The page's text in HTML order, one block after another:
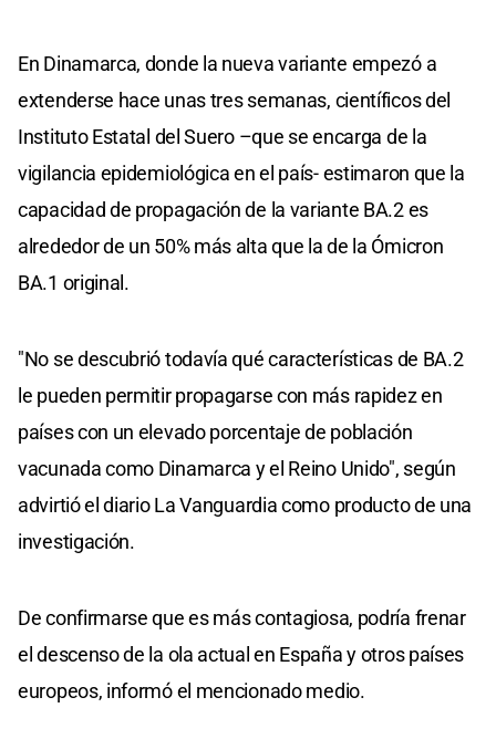
En Dinamarca, donde la nueva variante empezó a
extenderse hace unas tres semanas, científicos del
Instituto Estatal del Suero –que se encarga de la
vigilancia epidemiológica en el país- estimaron que la
capacidad de propagación de la variante BA.2 es
alrededor de un 50% más alta que la de la Ómicron
BA.1 original.
"No se descubrió todavía qué características de BA.2
le pueden permitir propagarse con más rapidez en
países con un elevado porcentaje de población
vacunada como Dinamarca y el Reino Unido", según
advirtió el diario La Vanguardia como producto de una
investigación.
De confirmarse que es más contagiosa, podría frenar
el descenso de la ola actual en España y otros países
europeos, informó el mencionado medio.